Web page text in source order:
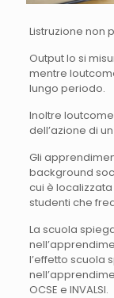
Listruzione non
Output lo si
mentre
lungo periodo.
Inoltre
dell’azione di
Gli
background
cui è
studenti che
La scuola
l’effetto scuola
OCSE e INVALSI.